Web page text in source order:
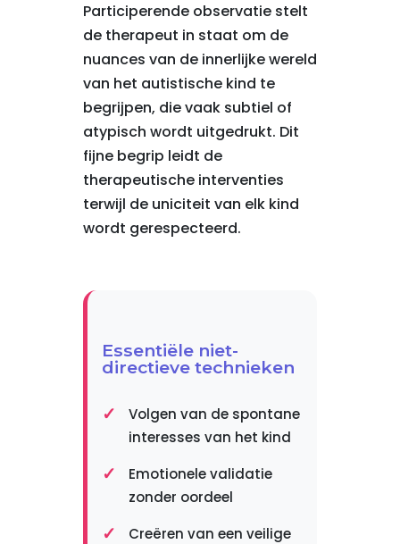
Participerende observatie stelt
de therapeut in staat om de
nuances van de innerlijke wereld
van het autistische kind te
begrijpen, die vaak subtiel of
atypisch wordt uitgedrukt. Dit
fijne begrip leidt de
therapeutische interventies
terwijl de uniciteit van elk kind
wordt gerespecteerd.
Essentiële niet-
directieve technieken
Volgen van de spontane
interesses van het kind
Emotionele validatie
zonder oordeel
Creëren van een veilige